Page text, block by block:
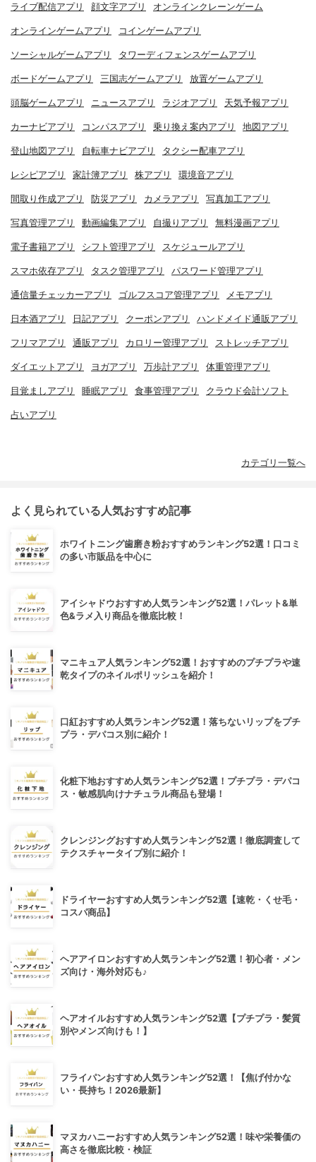
ライブ配信アプリ 顔文字アプリ オンラインクレーンゲーム
オンラインゲームアプリ コインゲームアプリ
ソーシャルゲームアプリ タワーディフェンスゲームアプリ
ボードゲームアプリ 三国志ゲームアプリ 放置ゲームアプリ
頭脳ゲームアプリ ニュースアプリ ラジオアプリ 天気予報アプリ
カーナビアプリ コンパスアプリ 乗り換え案内アプリ 地図アプリ
登山地図アプリ 自転車ナビアプリ タクシー配車アプリ
レシピアプリ 家計簿アプリ 株アプリ 環境音アプリ
間取り作成アプリ 防災アプリ カメラアプリ 写真加工アプリ
写真管理アプリ 動画編集アプリ 自撮りアプリ 無料漫画アプリ
電子書籍アプリ シフト管理アプリ スケジュールアプリ
スマホ依存アプリ タスク管理アプリ パスワード管理アプリ
通信量チェッカーアプリ ゴルフスコア管理アプリ メモアプリ
日本酒アプリ 日記アプリ クーポンアプリ ハンドメイド通販アプリ
フリマアプリ 通販アプリ カロリー管理アプリ ストレッチアプリ
ダイエットアプリ ヨガアプリ 万歩計アプリ 体重管理アプリ
目覚ましアプリ 睡眠アプリ 食事管理アプリ クラウド会計ソフト
占いアプリ
カテゴリ一覧へ
よく見られている人気おすすめ記事
ホワイトニング歯磨き粉おすすめランキング52選！口コミ
の多い市販品を中心に
アイシャドウおすすめ人気ランキング52選！パレット&単
色&ラメ入り商品を徹底比較！
マニキュア人気ランキング52選！おすすめのプチプラや速
乾タイプのネイルポリッシュを紹介！
口紅おすすめ人気ランキング52選！落ちないリップをプチ
プラ・デパコス別に紹介！
化粧下地おすすめ人気ランキング52選！プチプラ・デパコ
ス・敏感肌向けナチュラル商品も登場！
クレンジングおすすめ人気ランキング52選！徹底調査して
テクスチャータイプ別に紹介！
ドライヤーおすすめ人気ランキング52選【速乾・くせ毛・
コスパ商品】
ヘアアイロンおすすめ人気ランキング52選！初心者・メン
ズ向け・海外対応も♪
ヘアオイルおすすめ人気ランキング52選【プチプラ・髪質
別やメンズ向けも！】
フライパンおすすめ人気ランキング52選！【焦げ付かな
い・長持ち！2026最新】
マヌカハニーおすすめ人気ランキング52選！味や栄養価の
高さを徹底比較・検証